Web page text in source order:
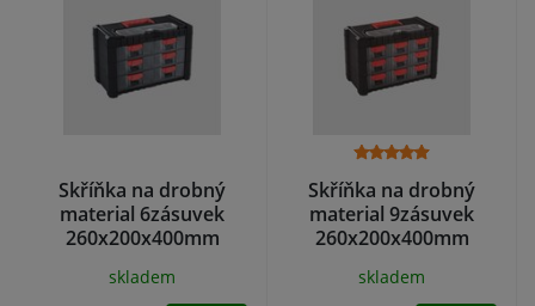
Skříňka na drobný
material 6zásuvek
260x200x400mm
skladem
Skříňka na drobný
material 9zásuvek
260x200x400mm
skladem